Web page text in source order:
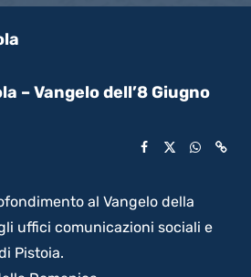
in-
– Vangelo dell’8 Giugno
al Vangelo della
uffici comunicazioni sociali e
Pistoia.